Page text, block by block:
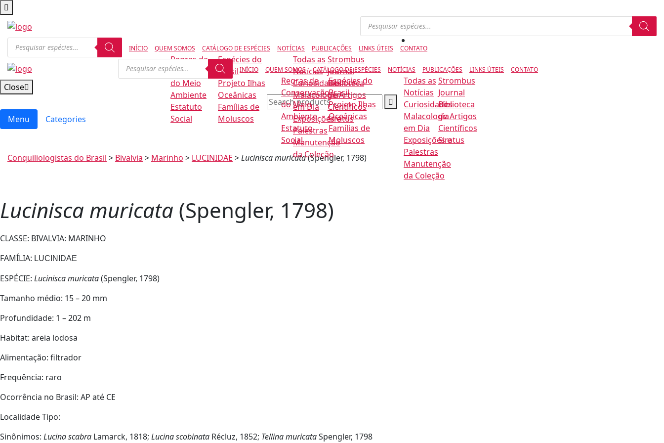
Pesquisar
produtos
Pesquisar produtos
INÍCIO QUEM SOMOS
Regras de
Conservação
do Meio
Ambiente
Estatuto
Social
CATÁLOGO DE ESPÉCIES
Espécies do
Brasil
Projeto Ilhas
Oceânicas
Famílias de
Moluscos
NOTÍCIAS
Todas as
Notícias
Curiosidades
Malacologia
em Dia
Exposições e
Palestras
Manutenção
da Coleção
PUBLICAÇÕES
Strombus
Journal
Biblioteca
de Artigos
Científicos
Siratus
LINKS ÚTEIS CONTATO
Pesquisar produtos
INÍCIO QUEM SOMOS
Regras de
Conservação
do Meio
Ambiente
Estatuto
Social
CATÁLOGO DE ESPÉCIES
Espécies do
Brasil
Projeto Ilhas
Oceânicas
Famílias de
Moluscos
NOTÍCIAS
Todas as
Notícias
Curiosidades
Malacologia
em Dia
Exposições e
Palestras
Manutenção
da Coleção
PUBLICAÇÕES
Strombus
Journal
Biblioteca
de Artigos
Científicos
Siratus
LINKS ÚTEIS CONTATO
Close
Menu Categories
Conquiliologistas do Brasil > Bivalvia > Marinho > LUCINIDAE >Lucinisca muricata(Spengler, 1798)
Lucinisca muricata (Spengler, 1798)
CLASSE: BIVALVIA: MARINHO
FAMÍLIA: LUCINIDAE
ESPÉCIE: Lucinisca muricata(Spengler, 1798)
Tamanho médio: 15 – 20 mm
Profundidade: 1 – 202 m
Habitat: areia lodosa
Alimentação: filtrador
Frequência: raro
Ocorrência no Brasil: AP até CE
Localidade Tipo:
Sinônimos: Lucina scabra Lamarck, 1818; Lucina scobinata Récluz, 1852; Tellina muricataSpengler, 1798